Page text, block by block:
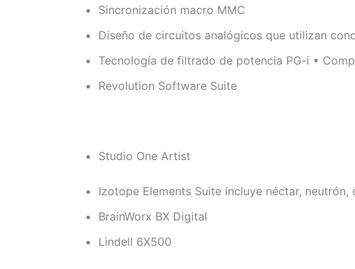
Sincronización macro MMC
Diseño de circuitos analógicos que utilizan
Tecnología de filtrado de potencia PG-i •
Revolution Software Suite
Studio One Artist
Izotope Elements Suite incluye néctar, neutrón,
BrainWorx BX Digital
Lindell 6X500